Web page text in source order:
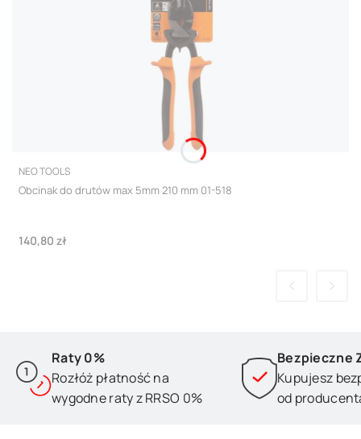
PRODUCENT
NEO TOOLS
Obcinak do drutów max 5mm 210 mm 01-518
Cena
140,80 zł
Raty 0%
Rozłóż płatność na
wygodne raty z RRSO 0%
Bezpieczne
Kupujesz
od